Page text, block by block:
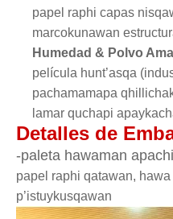
papel raphi capas
marcokunawan
Humedad & Polvo
película hunt’asqa
pachamamapa
lamar quchapi
Detalles de
-paleta hawaman
papel raphi qatawan,
p’istuykusqawan